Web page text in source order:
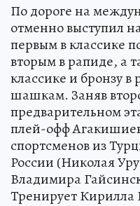
По дороге на
отменно выступил
первым в классике
вторым в рапиде, а
классике и бронзу
шашкам. Заняв
предварительном
плей-офф
спортсменов из
России (Николая
Владимира
Тренирует Кирилла